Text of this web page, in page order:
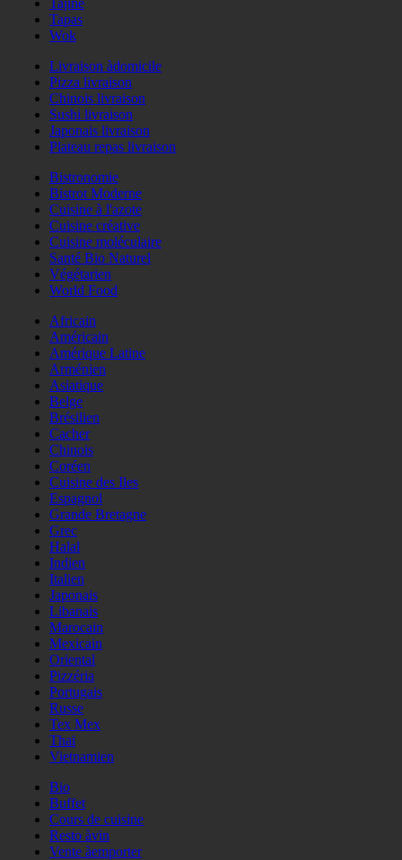
Tajine
Tapas
Wok
Livraison àdomicile
Pizza livraison
Chinois livraison
Sushi livraison
Japonais livraison
Plateau repas livraison
Bistronomie
Bistrot Moderne
Cuisine à l'azote
Cuisine créative
Cuisine moléculaire
Santé Bio Naturel
Végétarien
World Food
Africain
Américain
Amérique Latine
Arménien
Asiatique
Belge
Brésilien
Cacher
Chinois
Coréen
Cuisine des Iles
Espagnol
Grande Bretagne
Grec
Halal
Indien
Italien
Japonais
Libanais
Marocain
Mexicain
Oriental
Pizzéria
Portugais
Russe
Tex Mex
Thaï
Vietnamien
Bio
Buffet
Cours de cuisine
Resto àvin
Vente àemporter